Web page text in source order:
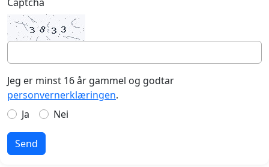
Jeg er minst 16 år gammel og godtar
personvernerklæringen.
Ja
Nei
Send